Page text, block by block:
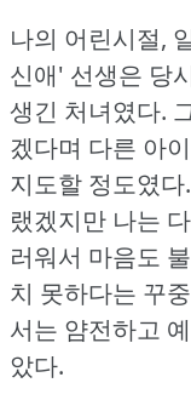
나의 어린시절,
신애' 선생은 당
생긴 처녀였다.
겠다며 다른 아
지도할 정도였다.
랬겠지만 나는
러워서 마음도
치 못하다는 꾸
서는 얌전하고
았다.